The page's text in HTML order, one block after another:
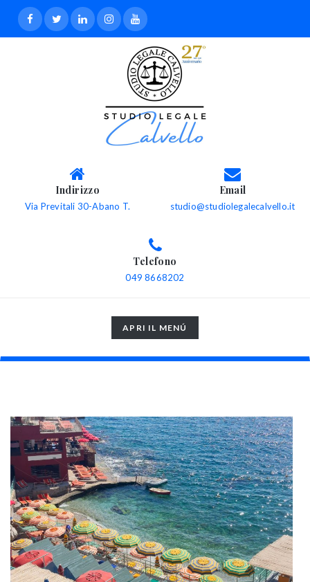
Indirizzo
Via Previtali 30-Abano T.
Email
studio@studiolegalecalvello.it
Telefono
049 8668202
TOGGLE
NAVIGATION
APRI IL MENÚ